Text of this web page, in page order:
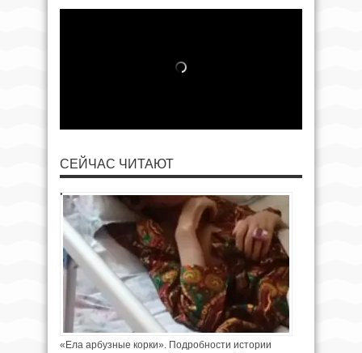
СЕЙЧАС ЧИТАЮТ
«Ела арбузные корки». Подробности истории